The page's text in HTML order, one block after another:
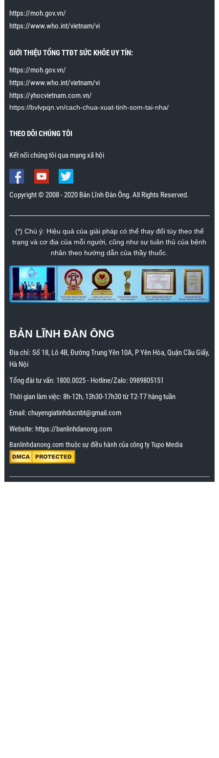
tôi đặc biệt rất thích khi tôi áp dụng kỹ năng cuối
dài khoảnh khắc lên đỉnh 15 phút. Cô ấy không đạt
dài tới khoảng 30 giây. Trước đây cô ấy lên đỉnh chỉ
nhiều.”
https://moh.gov.vn/
https://www.who.int/vietnam/vi
GIỚI THIỆU TỔNG TTĐT SỨC KHỎE UY TÍN:
https://moh.gov.vn/
https://www.who.int/vietnam/vi
https://yhocvietnam.com.vn/
https://bvlvpqn.vn/cach-chua-xuat-tinh-som-tai-nha/
THEO DÕI CHÚNG TÔI
Kết nối chúng tôi qua mạng xã hội
Copyright © 2008 - 2020 Bản Lĩnh Đàn Ông. All Rights Reserved.
(*) Chú ý: Hiệu quả của giải pháp có thể thay đổi tùy theo thể
trạng và cơ địa của mỗi người, cũng như sự tuân thủ của bệnh
nhân theo hướng dẫn của thầy thuốc.
BẢN LĨNH ĐÀN ÔNG
Địa chỉ: Số 18, Lô 4B, Đường Trung Yên 10A, P Yên Hòa, Quận Cầu Giấy,
Hà Nội
Tổng đài tư vấn: 1800.0025- Hotline/Zalo: 0989805151
Thời gian làm việc: 8h-12h, 13h30-17h30 từ T2-T7 hàng tuần
Email: chuyengiatinhducnbt@gmail.com
Website: https://banlinhdanong.com
Banlinhdanong.com thuộc sự điều hành của công ty Tupo Media